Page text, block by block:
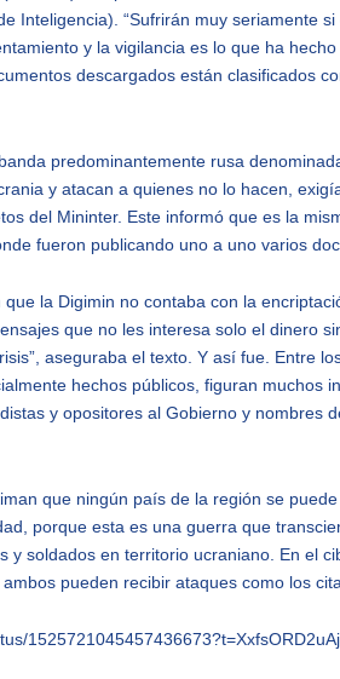
Inteligencia). “Sufrirán muy seriamente
y la vigilancia es lo que ha
descargados están clasificados
predominantemente rusa
y atacan a quienes no lo hacen,
del Mininter. Este informó que es la
fueron publicando uno a uno varios
la Digimin no contaba con la
que no les interesa solo el dinero
aseguraba el texto. Y así fue. Entre
hechos públicos, figuran muchos
y opositores al Gobierno y nombres
que ningún país de la región se
porque esta es una guerra que
y soldados en territorio ucraniano. En el
pueden recibir ataques como los